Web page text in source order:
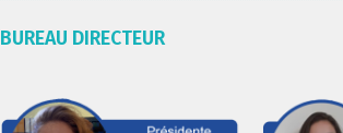
BUREAU DIRECTEUR